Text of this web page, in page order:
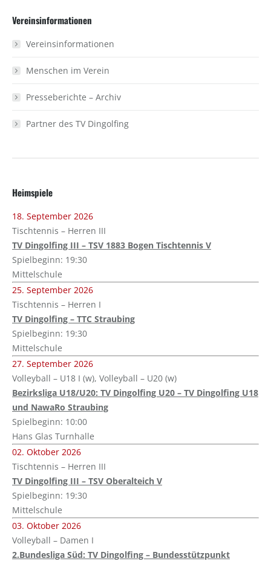
Vereinsinformationen
Vereinsinformationen
Menschen im Verein
Presseberichte – Archiv
Partner des TV Dingolfing
Heimspiele
18. September 2026
Tischtennis – Herren III
TV Dingolfing III – TSV 1883 Bogen Tischtennis V
Spielbeginn: 19:30
Mittelschule
25. September 2026
Tischtennis – Herren I
TV Dingolfing – TTC Straubing
Spielbeginn: 19:30
Mittelschule
27. September 2026
Volleyball – U18 I (w), Volleyball – U20 (w)
Bezirksliga U18/U20: TV Dingolfing U20 – TV Dingolfing U18
und NawaRo Straubing
Spielbeginn: 10:00
Hans Glas Turnhalle
02. Oktober 2026
Tischtennis – Herren III
TV Dingolfing III – TSV Oberalteich V
Spielbeginn: 19:30
Mittelschule
03. Oktober 2026
Volleyball – Damen I
2.Bundesliga Süd: TV Dingolfing – Bundesstützpunkt